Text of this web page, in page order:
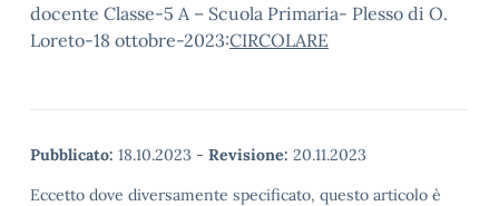
docente Classe-5 A – Scuola Primaria- Plesso di O.
Loreto-18 ottobre-2023:CIRCOLARE
Pubblicato: 18.10.2023 - Revisione: 20.11.2023
Eccetto dove diversamente specificato, questo articolo è